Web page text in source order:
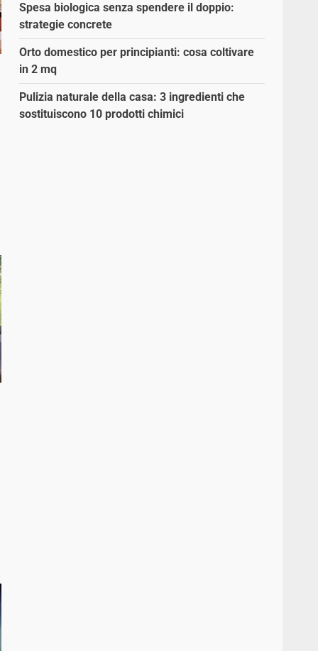
Spesa biologica senza spendere il doppio:
strategie concrete
Orto domestico per principianti: cosa coltivare
in 2 mq
Pulizia naturale della casa: 3 ingredienti che
sostituiscono 10 prodotti chimici